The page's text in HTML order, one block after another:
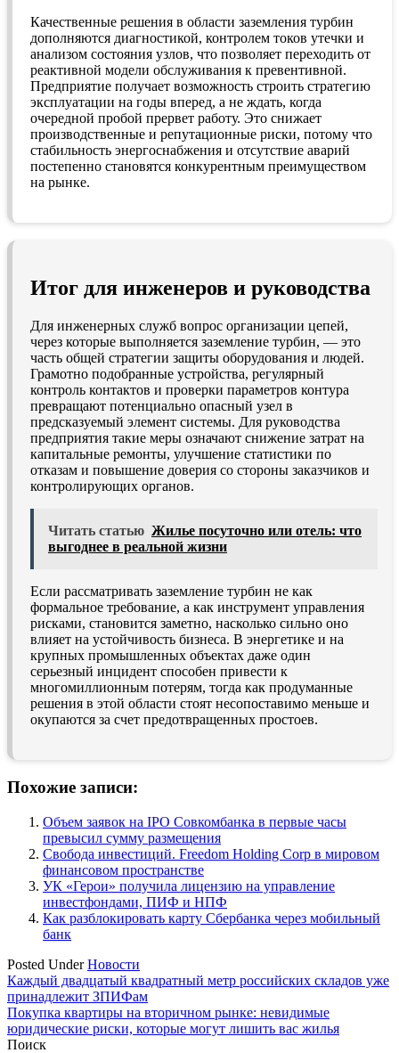
Качественные решения в области заземления турбин
дополняются диагностикой, контролем токов утечки и
анализом состояния узлов, что позволяет переходить от
реактивной модели обслуживания к превентивной.
Предприятие получает возможность строить стратегию
эксплуатации на годы вперед, а не ждать, когда
очередной пробой прервет работу. Это снижает
производственные и репутационные риски, потому что
стабильность энергоснабжения и отсутствие аварий
постепенно становятся конкурентным преимуществом
на рынке.
Итог для инженеров и руководства
Для инженерных служб вопрос организации цепей,
через которые выполняется заземление турбин, — это
часть общей стратегии защиты оборудования и людей.
Грамотно подобранные устройства, регулярный
контроль контактов и проверки параметров контура
превращают потенциально опасный узел в
предсказуемый элемент системы. Для руководства
предприятия такие меры означают снижение затрат на
капитальные ремонты, улучшение статистики по
отказам и повышение доверия со стороны заказчиков и
контролирующих органов.
Читать статью Жилье посуточно или отель: что
выгоднее в реальной жизни
Если рассматривать заземление турбин не как
формальное требование, а как инструмент управления
рисками, становится заметно, насколько сильно оно
влияет на устойчивость бизнеса. В энергетике и на
крупных промышленных объектах даже один
серьезный инцидент способен привести к
многомиллионным потерям, тогда как продуманные
решения в этой области стоят несопоставимо меньше и
окупаются за счет предотвращенных простоев.
Похожие записи:
Объем заявок на IPO Совкомбанка в первые часы
превысил сумму размещения
Свобода инвестиций. Freedom Holding Corp в мировом
финансовом пространстве
УК «Герои» получила лицензию на управление
инвестфондами, ПИФ и НПФ
Как разблокировать карту Сбербанка через мобильный
банк
Posted UnderНовости
Навигация
по
записям
Каждый двадцатый квадратный метр российских складов уже
принадлежит ЗПИФам
Покупка квартиры на вторичном рынке: невидимые
юридические риски, которые могут лишить вас жилья
Поиск